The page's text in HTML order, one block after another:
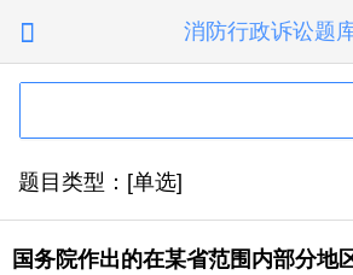
 消防行政诉讼题
题目类型：[单选]
国务院作出的在某省范围内部分地